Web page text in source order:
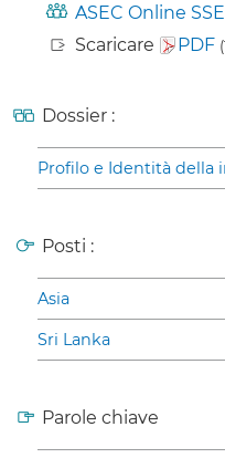
ASEC Online
Scaricare
PDF
Dossier :
Profilo e Identità della
Posti :
Asia
Sri Lanka
Parole chiave